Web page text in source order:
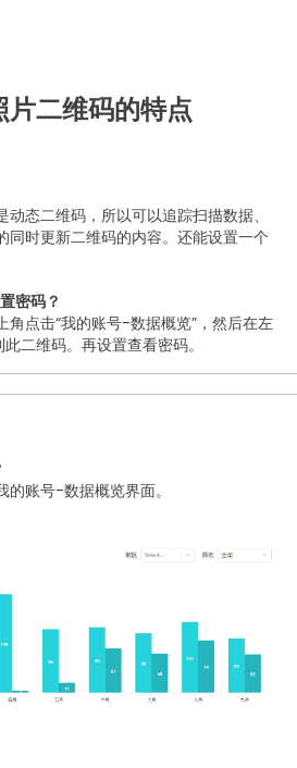
二维码的特点
态二维码，所以可以追踪扫描数据、
同时更新二维码的内容。还能设置一个
密码？
角点击“我的账号-数据概览”，然后在左
二维码。再设置查看密码。
账号-数据概览界面。